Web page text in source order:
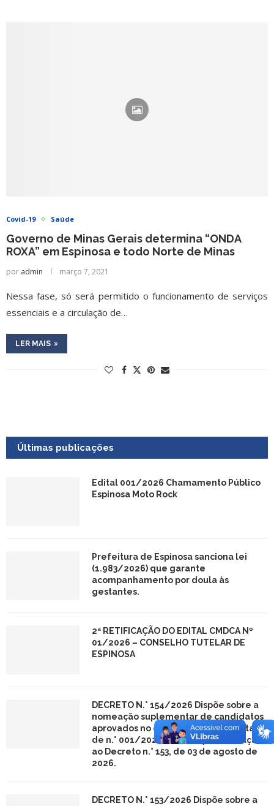
Covid-19 Saúde
Governo de Minas Gerais determina “ONDA
ROXA” em Espinosa e todo Norte de Minas
por admin março 7, 2021
Nessa fase, só será permitido o funcionamento de serviços
essenciais e a circulação de…
LER MAIS
Últimas publicações
Edital 001/2026 Chamamento Público
Espinosa Moto Rock
Prefeitura de Espinosa sanciona lei
(1.983/2026) que garante
acompanhamento por doula às
gestantes.
2ª RETIFICAÇÃO DO EDITAL CMDCA Nº
01/2026 – CONSELHO TUTELAR DE
ESPINOSA
DECRETO N.° 154/2026 Dispõe sobre a
nomeação suplementar de candidatos
aprovados no concurso público, Edital
de n.° 001/2024, em complementação
ao Decreto n.° 153, de 03 de agosto de
2026.
DECRETO N.° 153/2026 Dispõe sobre a